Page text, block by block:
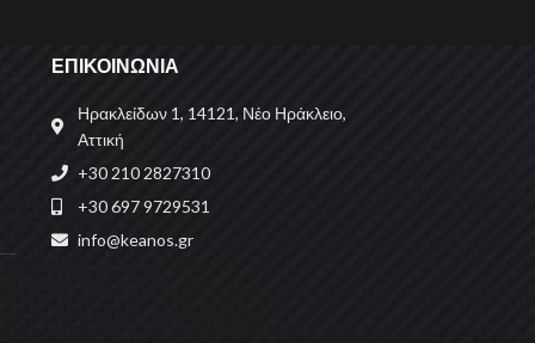
ΕΠΙΚΟΙΝΩΝΙΑ
Ηρακλείδων 1, 14121, Νέο Ηράκλειο,
Αττική
+30 210 2827310
+30 697 9729531
info@keanos.gr